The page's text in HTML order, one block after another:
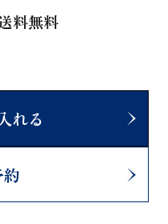
料無料
れる